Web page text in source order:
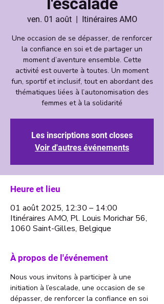
ven. 01 août
  |
Itinéraires AMO
Une occasion de se dépasser, de renforcer
la confiance en soi et de partager un
moment d’aventure ensemble. Cette
activité est ouverte à toutes. Un moment
fun, sportif et inclusif, tout en abordant des
thématiques liées à l’autonomisation des
femmes et à la solidarité
Les inscriptions sont closes
Voir d'autres événements
Heure et lieu
01 août 2025, 12:30 – 14:00
Itinéraires AMO, Pl. Louis Morichar 56,
1060 Saint-Gilles, Belgique
À propos de l'événement
Nous vous invitons à participer à une
initiation à l’escalade, une occasion de se
dépasser, de renforcer la confiance en soi